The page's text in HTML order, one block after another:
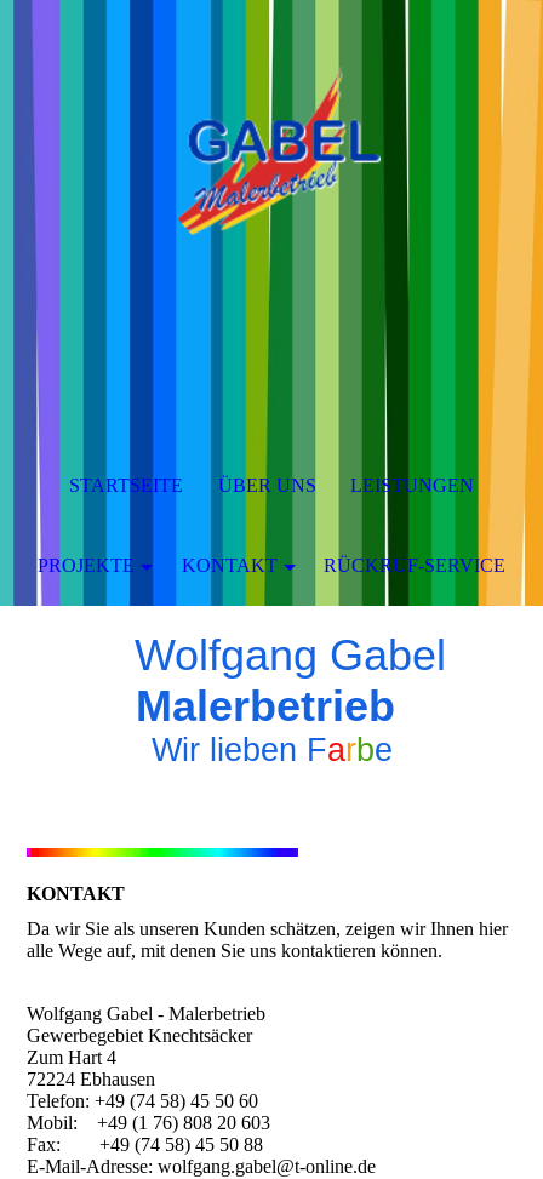
Wolfgang Gabel
Malerbetrieb
Wir lieben Farbe
KONTAKT
Da wir Sie als unseren Kunden schätzen, zeigen wir Ihnen hier
alle Wege auf, mit denen Sie uns kontaktieren können.
Wolfgang Gabel - Malerbetrieb
Gewerbegebiet Knechtsäcker
Zum Hart 4
72224 Ebhausen
Telefon: +49 (74 58) 45 50 60
Mobil: +49 (1 76) 808 20 603
Fax: +49 (74 58) 45 50 88
E-Mail-Adresse: wolfgang.gabel@t-online.de
STARTSEITE ÜBER UNS LEISTUNGEN
PROJEKTE KONTAKT RÜCKRUF-SERVICE